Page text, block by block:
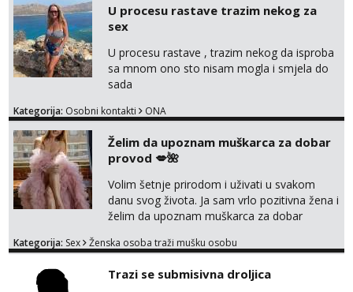
Lili
Razgovaram :)
tel:0,93€ - mob:1,12€ min
Obavijesti me kada se oslobodi
Čekam tvoj poziv!
Tel:064/677-677 - Kod: #108
tel:0,93€ - mob:1,12€ min
Zara
Čekam tvoj poziv!
- Kod: #123
tel:0,93€ - mob:1,12€ min
Anđela
Čekam tvoj poziv!
markodalic37@gmail.com
U procesu rastave trazim nekog za
sex
U procesu rastave , trazim nekog da isproba
sa mnom ono sto nisam mogla i smjela do
sada
Kategorija: Osobni kontakti ONA
Želim da upoznam muškarca za dobar
provod 💋🌺
Volim šetnje prirodom i uživati u svakom
danu svog života. Ja sam vrlo pozitivna žena i
želim da upoznam muškarca za dobar
na link ispod i nadji me tamo, cekam te!
Kategorija: Sex Ženska osoba traži mušku osobu
Trazi se submisivna droljica